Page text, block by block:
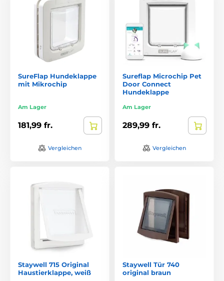
SureFlap Hundeklappe
mit Mikrochip
Am Lager
181,99 fr.
Vergleichen
Sureflap Microchip Pet
Door Connect
Hundeklappe
Am Lager
289,99 fr.
Vergleichen
Staywell 715 Original
Haustierklappe, weiß
Staywell Tür 740
original braun